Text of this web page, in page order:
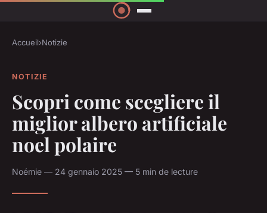
Accueil›Notizie
NOTIZIE
Scopri come scegliere il
miglior albero artificiale
noel polaire
Noémie — 24 gennaio 2025 — 5 min de lecture